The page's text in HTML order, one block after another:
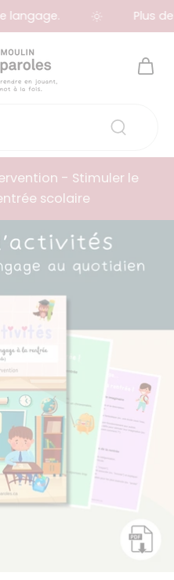
langage. Plus
- Stimuler le
scolaire